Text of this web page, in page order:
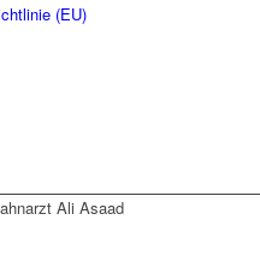
(EU)
Ali Asaad